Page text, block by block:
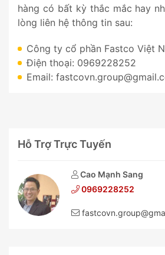
hàng có bất kỳ thắc mắc hay
lòng liên hệ thông tin sau:
Công ty cổ phần Fastco Việt
Điện thoại: 0969228252
Email:
Hỗ Trợ Trực Tuyến
Cao Mạnh Sang
0969228252